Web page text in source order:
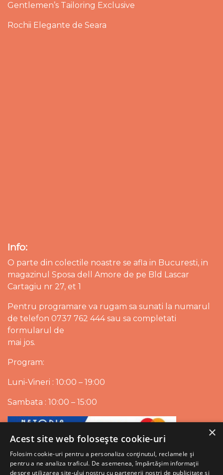
Gentlemen’s Tailoring Exclusive
Rochii Elegante de Seara
Info:
O parte din colectile noastre se afla in Bucuresti, in
magazinul Sposa dell Amore de pe Bld Lascar
Cartagiu nr 27, et 1
Pentru programare va rugam sa sunati la numarul
de telefon 0737 762 444 sau sa completati
formularul de
mai jos.
Program:
Luni-Vineri : 10:00 – 19:00
Sambata : 10:00 – 15:00
×
Acest site web folosește cookie-uri
Folosim cookie-uri pentru a personaliza conținutul, reclamele și
pentru a ne analiza traficul. De asemenea, împărtășim informații
despre utilizarea site-ului nostru cu partenerii noștri de publicitate și